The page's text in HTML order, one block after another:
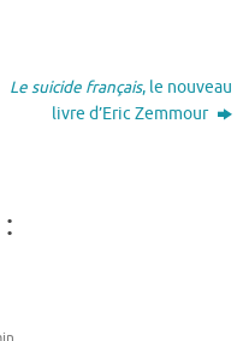
Le suicide français, le nouveau
livre d’Eric Zemmour